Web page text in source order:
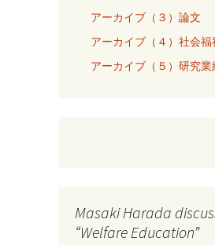
アーカイブ（３）論文
アーカイブ（４）社会福
アーカイブ（５）研究業
Masaki Harada
“Welfare Education”